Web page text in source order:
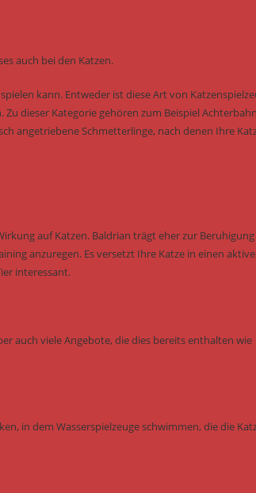
auch bei den Katzen.
kann. Entweder ist diese Art von
dieser Kategorie gehören zum Beispiel
angetriebene Schmetterlinge, nach denen Ihre
auf Katzen. Baldrian trägt eher zur
anzuregen. Es versetzt Ihre Katze in einen
interessant.
auch viele Angebote, die dies bereits enthalten wie
in dem Wasserspielzeuge schwimmen, die die